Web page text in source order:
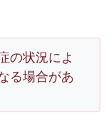
の状況によ
る場合があ